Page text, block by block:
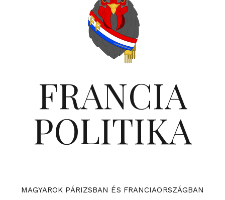
FRANCIA
POLITIKA
MAGYAROK PÁRIZSBAN ÉS FRANCIAORSZÁGBAN